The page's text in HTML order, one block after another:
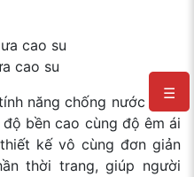
cao su
năng chống nước vượt
bền cao cùng độ êm ái
kế vô cùng đơn giản
thời trang, giúp người
☰